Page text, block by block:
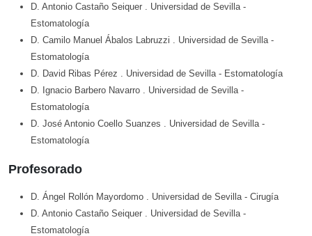
D. Antonio Castaño Seiquer . Universidad de Sevilla -
Estomatología
D. Camilo Manuel Ábalos Labruzzi
. Universidad de Sevilla -
Estomatología
D. David Ribas Pérez
. Universidad de Sevilla - Estomatología
D. Ignacio Barbero Navarro
. Universidad de Sevilla -
Estomatología
D. José Antonio Coello Suanzes
. Universidad de Sevilla -
Estomatología
Profesorado
D. Ángel Rollón Mayordomo . Universidad de Sevilla - Cirugía
D. Antonio Castaño Seiquer
. Universidad de Sevilla -
Estomatología